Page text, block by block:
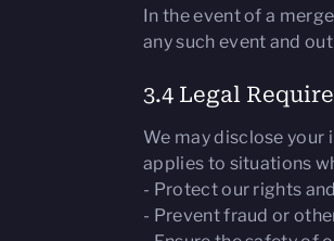
In the event of a
any such event and
3.4 Legal
We may disclose your
applies to situations
- Protect our rights
- Prevent fraud or